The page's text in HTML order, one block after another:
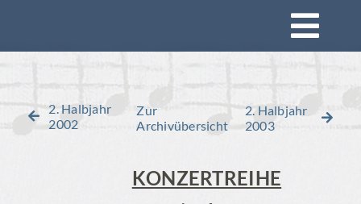
Konzerte
Mitsingen
2. Halbjahr
2002
Zur
Archivübersicht
2. Halbjahr
2003
KONZERTREIHE